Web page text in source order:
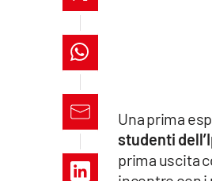
catanzarochannel.it
lacapitalenews.it
Una prima
studenti
prima uscita